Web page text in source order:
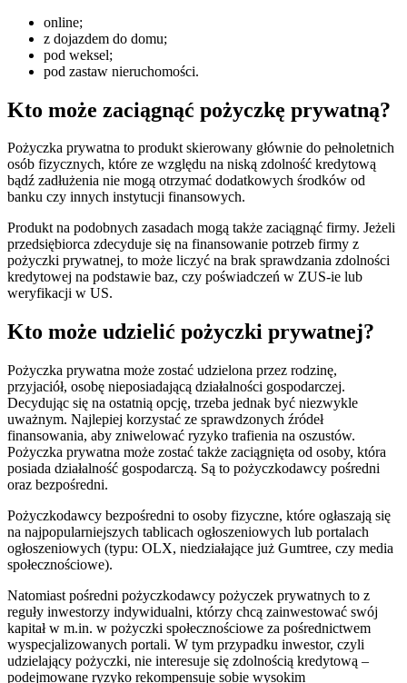
online;
z dojazdem do domu;
pod weksel;
pod zastaw nieruchomości.
Kto może zaciągnąć pożyczkę prywatną?
Pożyczka prywatna to produkt skierowany głównie do pełnoletnich
osób fizycznych, które ze względu na niską zdolność kredytową
bądź zadłużenia nie mogą otrzymać dodatkowych środków od
banku czy innych instytucji finansowych.
Produkt na podobnych zasadach mogą także zaciągnąć firmy. Jeżeli
przedsiębiorca zdecyduje się na finansowanie potrzeb firmy z
pożyczki prywatnej, to może liczyć na brak sprawdzania zdolności
kredytowej na podstawie baz, czy poświadczeń w ZUS-ie lub
weryfikacji w US.
Kto może udzielić pożyczki prywatnej?
Pożyczka prywatna może zostać udzielona przez rodzinę,
przyjaciół, osobę nieposiadającą działalności gospodarczej.
Decydując się na ostatnią opcję, trzeba jednak być niezwykle
uważnym. Najlepiej korzystać ze sprawdzonych źródeł
finansowania, aby zniwelować ryzyko trafienia na oszustów.
Pożyczka prywatna może zostać także zaciągnięta od osoby, która
posiada działalność gospodarczą. Są to pożyczkodawcy pośredni
oraz bezpośredni.
Pożyczkodawcy bezpośredni to osoby fizyczne, które ogłaszają się
na najpopularniejszych tablicach ogłoszeniowych lub portalach
ogłoszeniowych (typu: OLX, niedziałające już Gumtree, czy media
społecznościowe).
Natomiast pośredni pożyczkodawcy pożyczek prywatnych to z
reguły inwestorzy indywidualni, którzy chcą zainwestować swój
kapitał w m.in. w pożyczki społecznościowe za pośrednictwem
wyspecjalizowanych portali. W tym przypadku inwestor, czyli
udzielający pożyczki, nie interesuje się zdolnością kredytową –
podejmowane ryzyko rekompensuje sobie wysokim